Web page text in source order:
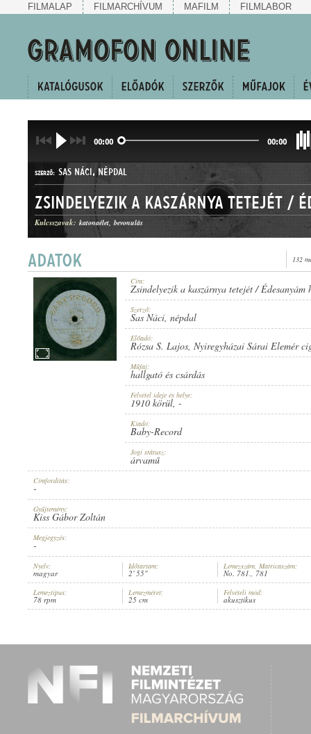
FILMALAP FILMARCHÍVUM MAFILM FILMLABOR
00:00 00:00
ELŐADÓ: NYIREGYHÁZAI SÁRAI ELEMÉR CIGÁNYZENEKARA
SZERZŐ: SAS NÁCI,NÉPDAL
MŰFAJ: HALLGATÓ ÉS CSÁRDÁS
KIADÓ: BABY-RECORD
LEMEZSZÁM:
Kulcsszavak: katonaélet bevonulás
132
Cím:
Zsindelyezik a kaszárnya tetejét / Édesanyám
Szerző:
Sas Náci, népdal
Előadó:
Rózsa S. Lajos, Nyiregyházai Sárai Elemér
Műfaj:
hallgató és csárdás
Felvétel ideje és helye:
1910 körül, -
Kiadó:
Baby-Record
Jogi státusz:
árvamű
Címfordítás:
-
Gyűjtemény:
Kiss Gábor Zoltán
Megjegyzés:
-
Nyelv:
magyar
Időtartam:
2' 55"
Lemezszám, Matricaszám:
No. 781., 781
Lemeztípus:
78 rpm
Lemezméret:
25 cm
Felvételi mód:
akusztikus